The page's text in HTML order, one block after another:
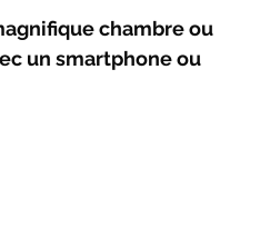
chambre ou
un smartphone ou